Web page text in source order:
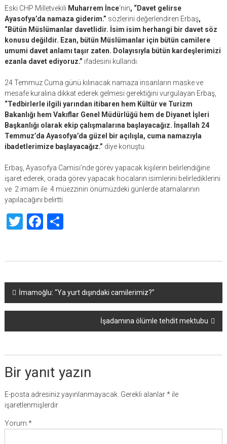
Eski CHP Milletvekili Muharrem İnce‘nin, “Davet gelirse
Ayasofya’da namaza giderim.” sözlerini değerlendiren Erbaş,
“Bütün Müslümanlar davetlidir. İsim isim herhangi bir davet söz
konusu değildir. Ezan, bütün Müslümanlar için bütün camilere
umumi davet anlamı taşır zaten. Dolayısıyla bütün kardeşlerimizi
ezanla davet ediyoruz.” ifadesini kullandı.
24 Temmuz Cuma günü kılınacak namaza insanların maske ve
mesafe kuralına dikkat ederek gelmesi gerektiğini vurgulayan Erbaş,
“Tedbirlerle ilgili yarından itibaren hem Kültür ve Turizm
Bakanlığı hem Vakıflar Genel Müdürlüğü hem de Diyanet İşleri
Başkanlığı olarak ekip çalışmalarına başlayacağız. İnşallah 24
Temmuz’da Ayasofya’da güzel bir açılışla, cuma namazıyla
ibadetlerimize başlayacağız.” diye konuştu.
Erbaş, Ayasofya Camisi’nde görev yapacak kişilerin belirlendiğine
işaret ederek, orada görev yapacak hocaların isimlerini belirlediklerini
ve 2 imam ile 4 müezzinin önümüzdeki günlerde atamalarının
yapılacağını belirtti.
TwitterFacebook
Share
Yazı
dolaşımı
İmamoğlu: “Ya yurt dışındaki camilerimiz?”
İşadamına ölümle tehdit mektubu
Bir yanıt yazın
E-posta adresiniz yayınlanmayacak. Gerekli alanlar*ile
işaretlenmişlerdir
Yorum *